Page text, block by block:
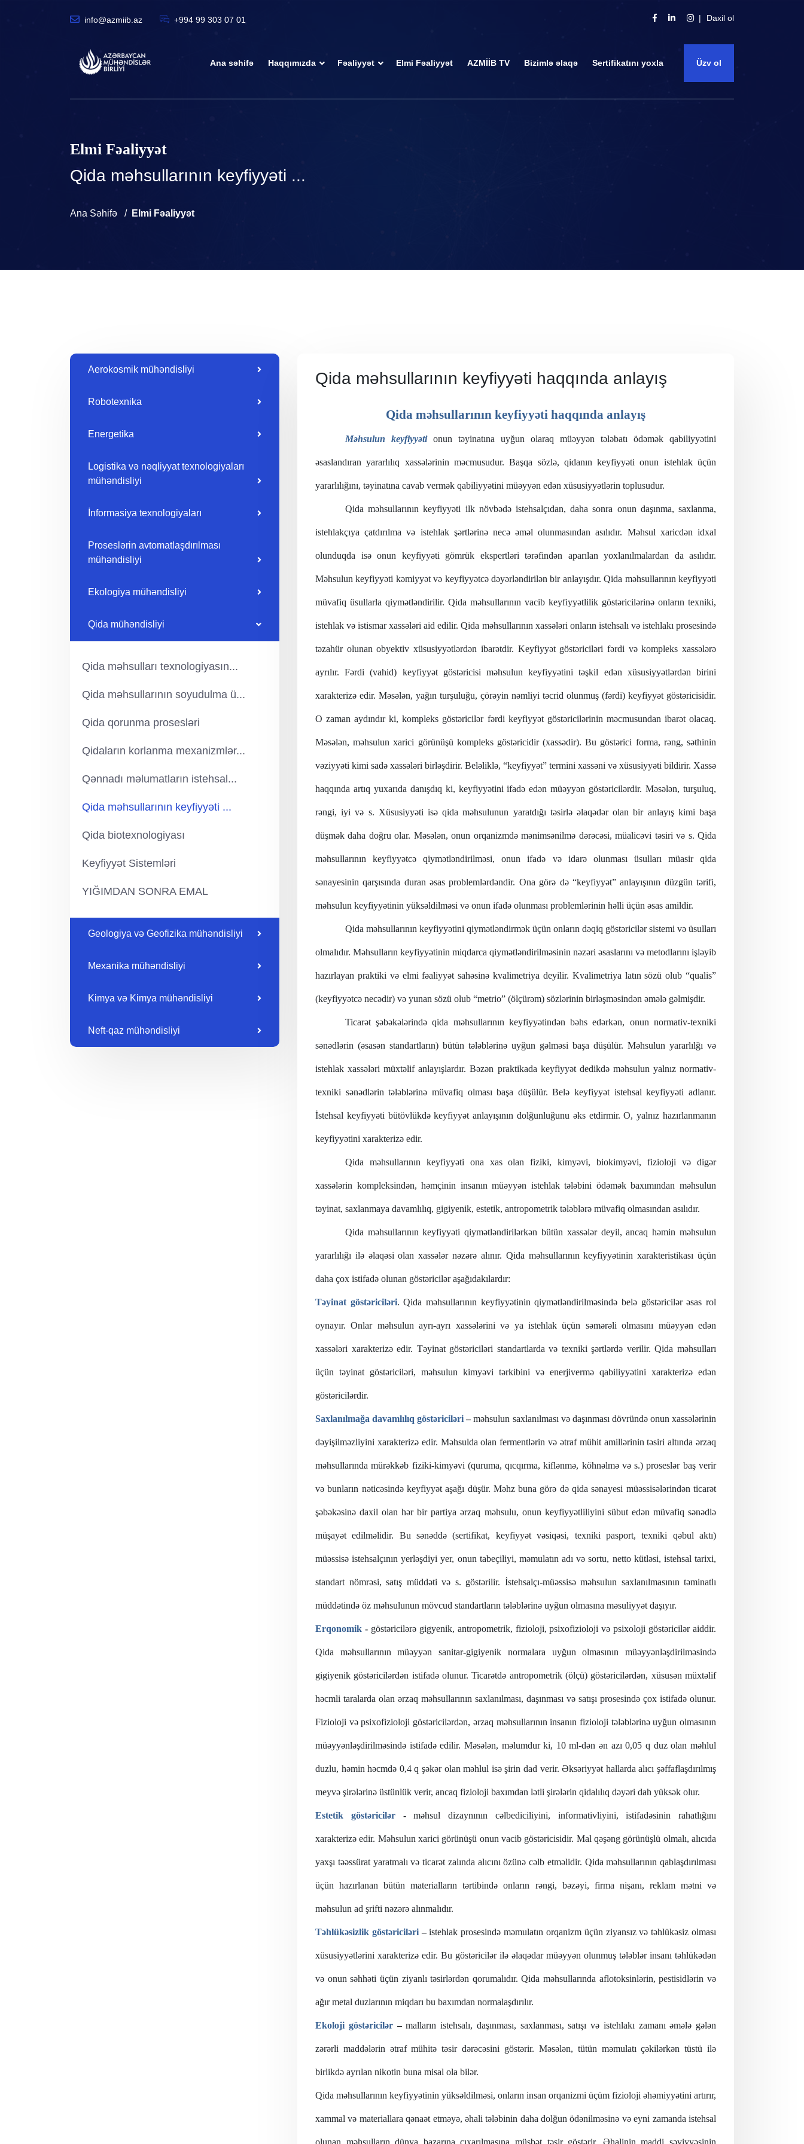
info@azmiib.az +994 99 303 07 01 Daxil ol
Ana səhifə Haqqımızda Fəaliyyət Elmi Fəaliyyət AZMİİB TV Bizimlə əlaqə Sertifikatını yoxla Üzv ol
Elmi Fəaliyyət
Qida məhsullarının keyfiyyəti ...
Ana Səhifə Elmi Fəaliyyət
Aerokosmik mühəndisliyi
Robotexnika
Energetika
Logistika və nəqliyyat texnologiyaları
mühəndisliyi
İnformasiya texnologiyaları
Proseslərin avtomatlaşdırılması
mühəndisliyi
Ekologiya mühəndisliyi
Qida mühəndisliyi
Qida məhsulları texnologiyasın...
Qida məhsullarının soyudulma ü...
Qida qorunma prosesləri
Qidaların korlanma mexanizmlər...
Qənnadı məlumatların istehsal...
Qida məhsullarının keyfiyyəti ...
Qida biotexnologiyası
Keyfiyyət Sistemləri
YIĞIMDAN SONRA EMAL
Geologiya və Geofizika mühəndisliyi
Mexanika mühəndisliyi
Kimya və Kimya mühəndisliyi
Neft-qaz mühəndisliyi
Qida məhsullarının keyfiyyəti haqqında anlayış
Qida məhsullarının keyfiyyəti haqqında anlayış
Məhsulun keyfiyyətionun təyinatına uyğun olaraq müəyyən tələbatı ödəmək qabiliyyətini
əsaslandıran yararlılıq xassələrinin məcmusudur. Başqa sözlə, qidanın keyfiyyəti onun istehlak üçün
yararlılığını, təyinatına cavab vermək qabiliyyətini müəyyən edən xüsusiyyətlərin toplusudur.
Qida məhsullarının keyfiyyəti ilk növbədə istehsalçıdan, daha sonra onun daşınma, saxlanma,
istehlakçıya çatdırılma və istehlak şərtlərinə necə əməl olunmasından asılıdır. Məhsul xaricdən idxal
olunduqda isə onun keyfiyyəti gömrük ekspertləri tərəfindən aparılan yoxlanılmalardan da asılıdır.
Məhsulun keyfiyyəti kəmiyyət və keyfiyyətcə dəyərləndirilən bir anlayışdır.Qida məhsullarının keyfiyyəti
müvafiq üsullarla qiymətləndirilir. Qida məhsullarının vacib keyfiyyətlilik göstəricilərinə onların texniki,
istehlak və istismar xassələri aid edilir.Qida məhsullarının xassələri onların istehsalı və istehlakı prosesində
təzahür olunan obyektiv xüsusiyyətlərdən ibarətdir. Keyfiyyət göstəriciləri fərdi və kompleks xassələrə
ayrılır. Fərdi (vahid) keyfiyyət göstəricisi məhsulun keyfiyyətini təşkil edən xüsusiyyətlərdən birini
xarakterizə edir. Məsələn, yağın turşuluğu, çörəyin nəmliyi təcrid olunmuş (fərdi) keyfiyyət göstəricisidir.
O zaman aydındır ki, kompleks göstəricilər fərdi keyfiyyət göstəricilərinin məcmusundan ibarət olacaq.
Məsələn, məhsulun xarici görünüşü kompleks göstəricidir (xassədir). Bu göstərici forma, rəng, səthinin
vəziyyəti kimi sadə xassələri birləşdirir. Beləliklə, “keyfiyyət” termini xassəni və xüsusiyyəti bildirir. Xassə
haqqında artıq yuxarıda danışdıq ki, keyfiyyətini ifadə edən müəyyən göstəricilərdir. Məsələn, turşuluq,
rəngi, iyi və s. Xüsusiyyəti isə qida məhsulunun yaratdığı təsirlə əlaqədər olan bir anlayış kimi başa
düşmək daha doğru olar. Məsələn, onun orqanizmdə mənimsənilmə dərəcəsi, müalicəvi təsiri və s. Qida
məhsullarının keyfiyyətcə qiymətləndirilməsi, onun ifadə və idarə olunması üsulları müasir qida
sənayesinin qarşısında duran əsas problemlərdəndir. Ona görə də “keyfiyyət” anlayışının düzgün tərifi,
məhsulun keyfiyyətinin yüksəldilməsi və onun ifadə olunması problemlərinin həlli üçün əsas amildir.
Qida məhsullarının keyfiyyətini qiymətləndirmək üçün onların dəqiq göstəricilər sistemi və üsulları
olmalıdır. Məhsulların keyfiyyətinin miqdarca qiymətləndirilməsinin nəzəri əsaslarını və metodlarını işləyib
hazırlayan praktiki və elmi fəaliyyət sahəsinə kvalimetriya deyilir. Kvalimetriya latın sözü olub “qualis”
(keyfiyyətcə necədir) və yunan sözü olub “metrio” (ölçürəm) sözlərinin birləşməsindən əmələ gəlmişdir.
Ticarət şəbəkələrində qida məhsullarının keyfiyyətindən bəhs edərkən, onun normativ-texniki
sənədlərin (əsasən standartların) bütün tələblərinə uyğun gəlməsi başa düşülür. Məhsulun yararlılğı və
istehlak xassələri müxtəlif anlayışlardır. Bəzən praktikada keyfiyyət dedikdə məhsulun yalnız normativ-
texniki sənədlərin tələblərinə müvafiq olması başa düşülür. Belə keyfiyyət istehsal keyfiyyəti adlanır.
İstehsal keyfiyyəti bütövlükdə keyfiyyət anlayışının dolğunluğunu əks etdirmir. O, yalnız hazırlanmanın
keyfiyyətini xarakterizə edir.
Qida məhsullarının keyfiyyəti ona xas olan fiziki, kimyəvi, biokimyəvi, fizioloji və digər
xassələrin kompleksindən, həmçinin insanın müəyyən istehlak tələbini ödəmək baxımından məhsulun
təyinat, saxlanmaya davamlılıq, gigiyenik, estetik, antropometrik tələblərə müvafiq olmasından asılıdır.
Qida məhsullarının keyfiyyəti qiymətləndirilərkən bütün xassələr deyil, ancaq həmin məhsulun
yararlılığı ilə əlaqəsi olan xassələr nəzərə alınır. Qida məhsullarının keyfiyyətinin xarakteristikası üçün
daha çox istifadə olunan göstəricilər aşağıdakılardır:
Təyinat göstəriciləri.Qida məhsullarının keyfiyyətinin qiymətləndirilməsində belə göstəricilər əsas rol
oynayır. Onlar məhsulun ayrı-ayrı xassələrini və ya istehlak üçün səmərəli olmasını müəyyən edən
xassələri xarakterizə edir. Təyinat göstəriciləri standartlarda və texniki şərtlərdə verilir. Qida məhsulları
üçün təyinat göstəriciləri, məhsulun kimyəvi tərkibini və enerjivermə qabiliyyətini xarakterizə edən
göstəricilərdir.
Saxlanılmağa davamlılıq göstəriciləri–məhsulun saxlanılması və daşınması dövründə onunxassələrinin
dəyişilməzliyini xarakterizə edir. Məhsulda olan fermentlərin və ətraf mühit amillərinin təsiri altında ərzaq
məhsullarında mürəkkəb fiziki-kimyəvi (quruma, qıcqırma, kiflənmə, köhnəlmə və s.) proseslər baş verir
və bunların nəticəsində keyfiyyət aşağı düşür. Məhz buna görə də qida sənayesi müəssisələrindən ticarət
şəbəkəsinə daxil olan hər bir partiya ərzaq məhsulu, onun keyfiyyətliliyini sübut edən müvafiq sənədlə
müşayət edilməlidir. Bu sənəddə (sertifikat, keyfiyyət vəsiqəsi, texniki pasport, texniki qəbul aktı)
müəssisə istehsalçının yerləşdiyi yer, onun tabeçiliyi, məmulatın adı və sortu, netto kütləsi, istehsal tarixi,
standart nömrəsi, satış müddəti və s. göstərilir. İstehsalçı-müəssisə məhsulun saxlanılmasının təminatlı
müddətində öz məhsulunun mövcud standartların tələblərinə uyğun olmasına məsuliyyət daşıyır.
Erqonomik - göstəricilərə gigyenik, antropometrik, fizioloji, psixofizioloji və psixoloji göstəricilər aiddir.
Qida məhsullarının müəyyən sanitar-gigiyenik normalara uyğun olmasının müəyyənləşdirilməsində
gigiyenik göstəricilərdən istifadə olunur.Ticarətdə antropometrik (ölçü) göstəricilərdən, xüsusən müxtəlif
həcmli taralarda olan ərzaq məhsullarının saxlanılması, daşınması və satışı prosesində çox istifadə olunur.
Fizioloji və psixofizioloji göstəricilərdən, ərzaq məhsullarının insanın fizioloji tələblərinə uyğun olmasının
müəyyənləşdirilməsində istifadə edilir. Məsələn, məlumdur ki, 10 ml-dən ən azı 0,05 q duz olan məhlul
duzlu, həmin həcmdə 0,4 q şəkər olan məhlul isə şirin dad verir. Əksəriyyət hallarda alıcı şəffaflaşdırılmış
meyvə şirələrinə üstünlük verir, ancaq fizioloji baxımdan lətli şirələrin qidalılıq dəyəri dah yüksək olur.
Estetik göstəricilər-məhsul dizaynının cəlbediciliyini, informativliyini, istifadəsinin rahatlığını
xarakterizə edir. Məhsulun xarici görünüşü onun vacib göstəricisidir. Mal qəşəng görünüşlü olmalı, alıcıda
yaxşı təəssürat yaratmalı və ticarət zalında alıcını özünə cəlb etməlidir. Qida məhsullarının qablaşdırılması
üçün hazırlanan bütün materialların tərtibində onların rəngi, bəzəyi, firma nişanı, reklam mətni və
məhsulun ad şrifti nəzərə alınmalıdır.
Təhlükəsizlik göstəriciləri–istehlak prosesində məmulatın orqanizm üçün ziyansız və təhlükəsiz olması
xüsusiyyətlərini xarakterizə edir. Bu göstəricilər ilə əlaqədar müəyyən olunmuş tələblər insanı təhlükədən
və onun səhhəti üçün ziyanlı təsirlərdən qorumalıdır. Qida məhsullarında aflotoksinlərin, pestisidlərin və
ağır metal duzlarının miqdarı bu baxımdan normalaşdırılır.
Ekoloji göstəricilər–malların istehsalı, daşınması, saxlanması, satışı və istehlakı zamanı əmələ gələn
zərərli maddələrin ətraf mühitə təsir dərəcəsini göstərir. Məsələn, tütün məmulatı çəkilərkən tüstü ilə
birlikdə ayrılan nikotin buna misal ola bilər.
Qida məhsullarının keyfiyyətinin yüksəldilməsi, onların insan orqanizmi üçüm fizioloji əhəmiyyətini artırır,
xammal və materiallara qənaət etməyə, əhali tələbinin daha dolğun ödənilməsinə və eyni zamanda istehsal
olunan məhsulların dünya bazarına çıxarılmasına müsbət təsir göstərir. Əhalinin maddi səviyyəsinin